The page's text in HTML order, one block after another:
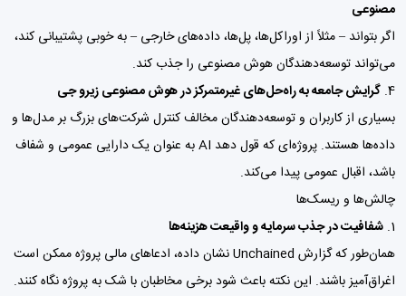
مصنوعی
اگر بتواند – مثلاً از اوراکل‌ها، پل‌ها، داده‌های خارجی – به خوبی پشتیبانی کند،
می‌تواند توسعه‌دهندگان هوش مصنوعی را جذب کند.
گرایش جامعه به راه‌حل‌های غیرمتمرکز در هوش مصنوعی زیرو جی
بسیاری از کاربران و توسعه‌دهندگان مخالف کنترل شرکت‌های بزرگ بر مدل‌ها و
داده‌ها هستند. پروژه‌ای که قول دهد AI به عنوان یک دارایی عمومی و شفاف
باشد، اقبال عمومی پیدا می‌کند.
چالش‌ها و ریسک‌ها
شفافیت در جذب سرمایه و واقیعت هزینه‌ها
همان‌طور که گزارش Unchained نشان داده، ادعاهای مالی پروژه ممکن است
اغراق‌آمیز باشند. این نکته باعث شود برخی مخاطبان با شک به پروژه نگاه کنند.